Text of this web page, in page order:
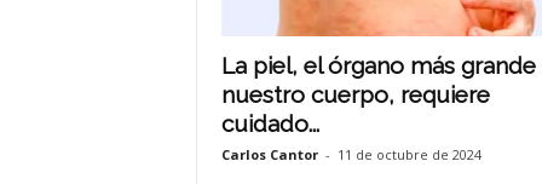
La piel, el órgano más grande
nuestro cuerpo, requiere
cuidado...
Carlos Cantor - 11 de octubre de 2024